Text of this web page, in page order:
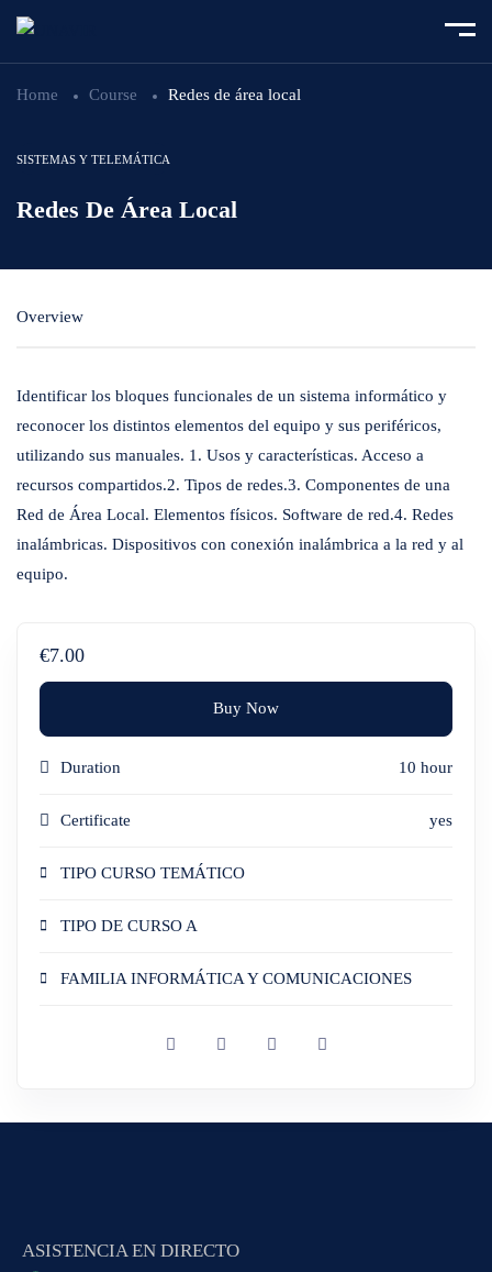
Home Course Redes de área local
SISTEMAS Y TELEMÁTICA
Redes De Área Local
Overview
Identificar los bloques funcionales de un sistema informático y
reconocer los distintos elementos del equipo y sus periféricos,
utilizando sus manuales. 1. Usos y características. Acceso a
recursos compartidos.2. Tipos de redes.3. Componentes de una
Red de Área Local. Elementos físicos. Software de red.4. Redes
inalámbricas. Dispositivos con conexión inalámbrica a la red y al
equipo.
€7.00
Buy Now
Duration 10 hour
Certificate yes
TIPO CURSO TEMÁTICO
TIPO DE CURSO A
FAMILIA INFORMÁTICA Y COMUNICACIONES
ASISTENCIA EN DIRECTO